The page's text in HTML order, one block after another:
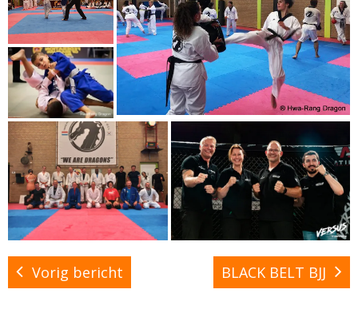
Vorig bericht BLACK BELT BJJ